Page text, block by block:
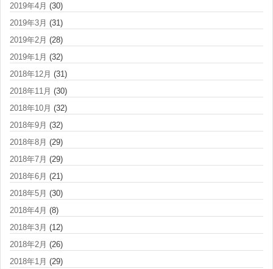
2019年4月 (30)
2019年3月 (31)
2019年2月 (28)
2019年1月 (32)
2018年12月 (31)
2018年11月 (30)
2018年10月 (32)
2018年9月 (32)
2018年8月 (29)
2018年7月 (29)
2018年6月 (21)
2018年5月 (30)
2018年4月 (8)
2018年3月 (12)
2018年2月 (26)
2018年1月 (29)